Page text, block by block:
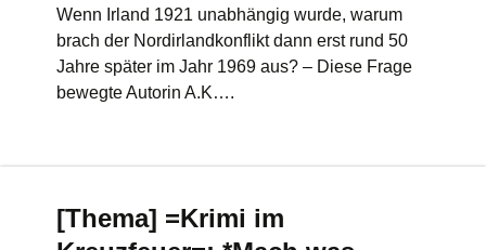
Wenn Irland 1921 unabhängig wurde, warum
brach der Nordirlandkonflikt dann erst rund 50
Jahre später im Jahr 1969 aus? – Diese Frage
bewegte Autorin A.K….
[Thema] =Krimi im